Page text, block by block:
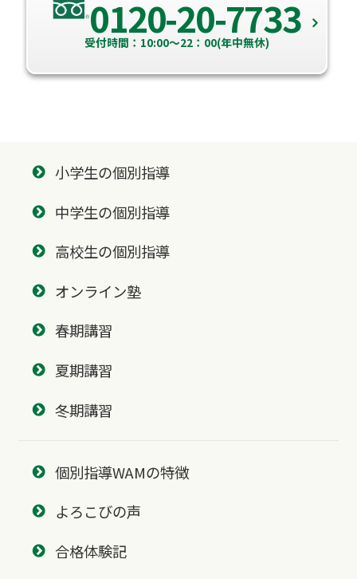
0120-20-7733
受付時間：10:00～22：00(年中無休)
小学生の個別指導
中学生の個別指導
高校生の個別指導
オンライン塾
春期講習
夏期講習
冬期講習
個別指導WAMの特徴
よろこびの声
合格体験記